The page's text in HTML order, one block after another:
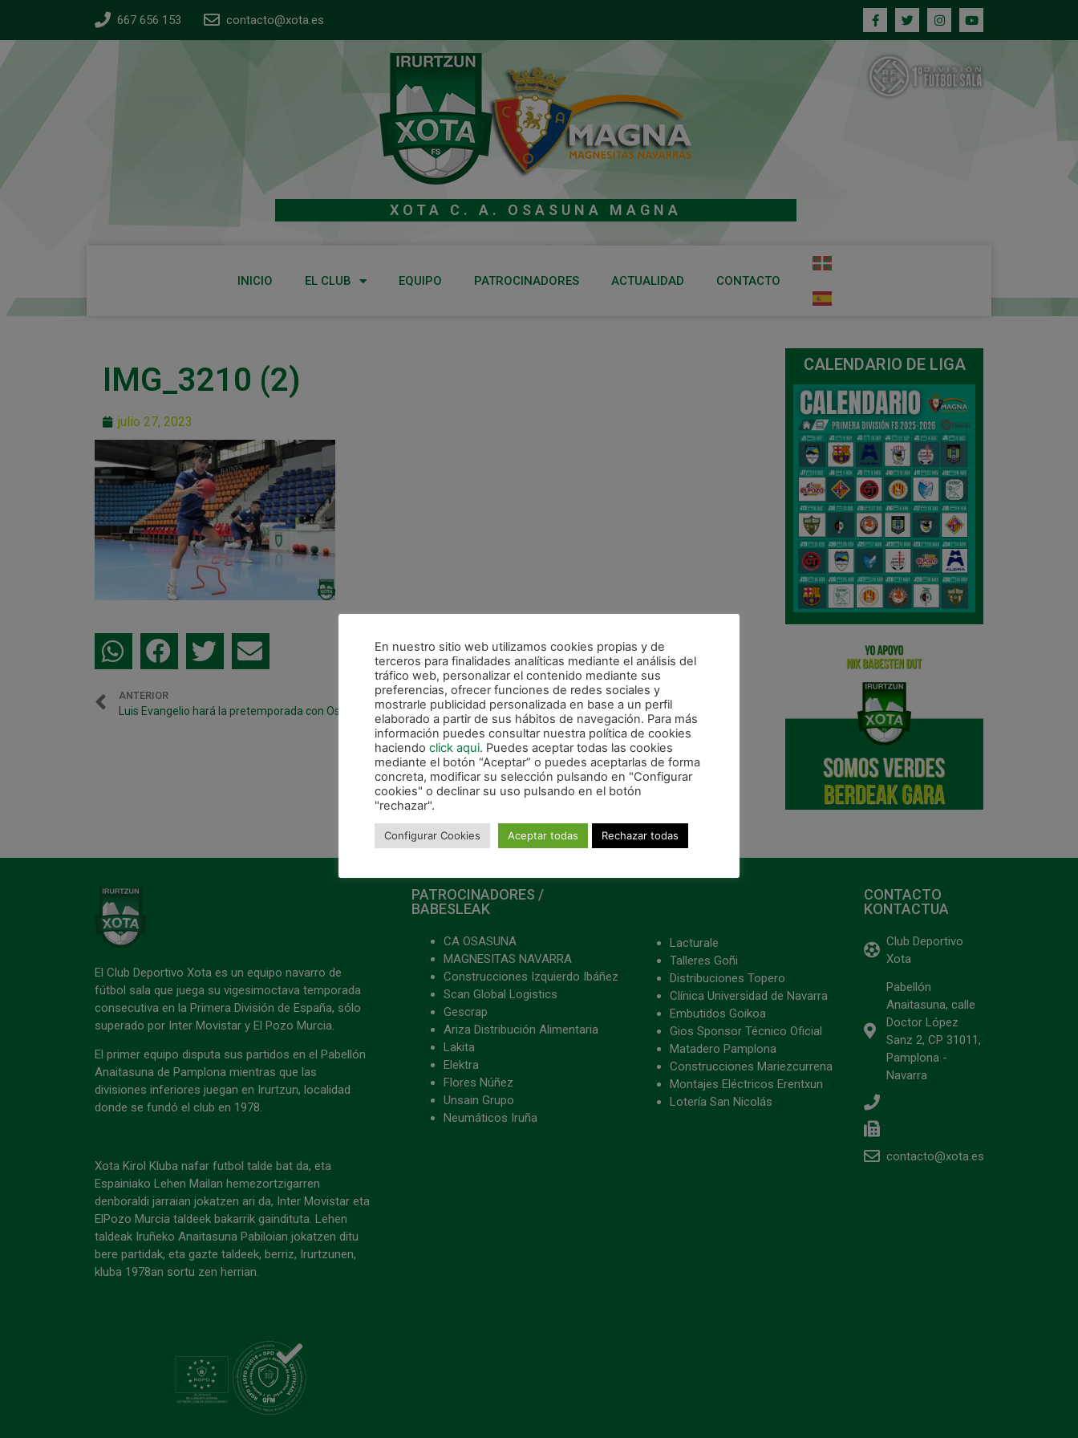
667 656 153 contacto@xota.es
XOTA C. A. OSASUNA MAGNA
INICIO EL CLUB EQUIPO PATROCINADORES ACTUALIDAD CONTACTO
IMG_3210 (2)
julio 27, 2023
ANTERIOR
Luis Evangelio hará la pretemporada con Osasuna Magna
CALENDARIO DE LIGA
El Club Deportivo Xota es un equipo navarro de
fútbol sala que juega su vigesimoctava temporada
consecutiva en la Primera División de España, sólo
superado por Inter Movistar y El Pozo Murcia.
El primer equipo disputa sus partidos en el Pabellón
Anaitasuna de Pamplona mientras que las
divisiones inferiores juegan en Irurtzun, localidad
donde se fundó el club en 1978.
Xota Kirol Kluba nafar futbol talde bat da, eta
Espainiako Lehen Mailan hemezortzigarren
denboraldi jarraian jokatzen ari da, Inter Movistar eta
ElPozo Murcia taldeek bakarrik gaindituta. Lehen
taldeak Iruñeko Anaitasuna Pabiloian jokatzen ditu
bere partidak, eta gazte taldeek, berriz, Irurtzunen,
kluba 1978an sortu zen herrian.
PATROCINADORES /
BABESLEAK
CA OSASUNA
MAGNESITAS NAVARRA
Construcciones Izquierdo Ibáñez
Scan Global Logistics
Gescrap
Ariza Distribución Alimentaria
Lakita
Elektra
Flores Núñez
Unsain Grupo
Neumáticos Iruña
Lacturale
Talleres Goñi
Distribuciones Topero
Clínica Universidad de Navarra
Embutidos Goikoa
Gios Sponsor Técnico Oficial
Matadero Pamplona
Construcciones Mariezcurrena
Montajes Eléctricos Erentxun
Lotería San Nicolás
CONTACTO
KONTACTUA
Club Deportivo
Xota
Pabellón
Anaitasuna, calle
Doctor López
Sanz 2, CP 31011,
Pamplona -
Navarra
contacto@xota.es
En nuestro sitio web utilizamos cookies propias y de
terceros para finalidades analíticas mediante el análisis del
tráfico web, personalizar el contenido mediante sus
preferencias, ofrecer funciones de redes sociales y
mostrarle publicidad personalizada en base a un perfil
elaborado a partir de sus hábitos de navegación. Para más
información puedes consultar nuestra política de cookies
haciendo click aqui. Puedes aceptar todas las cookies
mediante el botón “Aceptar” o puedes aceptarlas de forma
concreta, modificar su selección pulsando en "Configurar
cookies" o declinar su uso pulsando en el botón
"rechazar".
Configurar Cookies Aceptar todas Rechazar todas